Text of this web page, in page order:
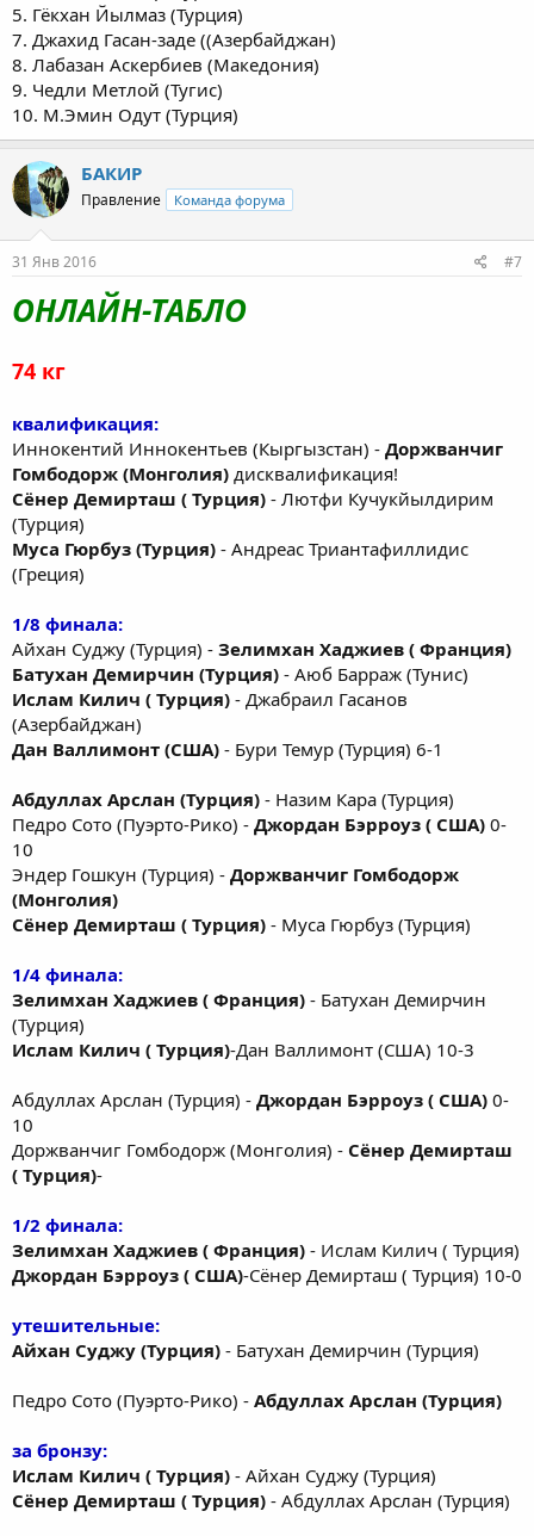
5. Гёкхан Йылмаз (Турция)
7. Джахид Гасан-заде ((Азербайджан)
8. Лабазан Аскербиев (Македония)
9. Чедли Метлой (Тугис)
10. М.Эмин Одут (Турция)
БАКИР
Правление Команда форума
31 Янв 2016 #7
ОНЛАЙН-ТАБЛО
74 кг
квалификация:
Иннокентий Иннокентьев (Кыргызстан) - Доржванчиг
Гомбодорж (Монголия) дисквалификация!
Сёнер Демирташ ( Турция) - Лютфи Кучукйылдирим
(Турция)
Муса Гюрбуз (Турция) - Андреас Триантафиллидис
(Греция)
1/8 финала:
Айхан Суджу (Турция) - Зелимхан Хаджиев ( Франция)
Батухан Демирчин (Турция) - Аюб Барраж (Тунис)
Ислам Килич ( Турция) - Джабраил Гасанов
(Азербайджан)
Дан Валлимонт (США) - Бури Темур (Турция) 6-1
Абдуллах Арслан (Турция) - Назим Кара (Турция)
Педро Сото (Пуэрто-Рико) - Джордан Бэрроуз ( США) 0-
10
Эндер Гошкун (Турция) - Доржванчиг Гомбодорж
(Монголия)
Сёнер Демирташ ( Турция) - Муса Гюрбуз (Турция)
1/4 финала:
Зелимхан Хаджиев ( Франция) - Батухан Демирчин
(Турция)
Ислам Килич ( Турция)-Дан Валлимонт (США) 10-3
Абдуллах Арслан (Турция) - Джордан Бэрроуз ( США) 0-
10
Доржванчиг Гомбодорж (Монголия) - Сёнер Демирташ
( Турция)-
1/2 финала:
Зелимхан Хаджиев ( Франция) - Ислам Килич ( Турция)
Джордан Бэрроуз ( США)-Сёнер Демирташ ( Турция) 10-0
утешительные:
Айхан Суджу (Турция) - Батухан Демирчин (Турция)
Педро Сото (Пуэрто-Рико) - Абдуллах Арслан (Турция)
за бронзу:
Ислам Килич ( Турция) - Айхан Суджу (Турция)
Сёнер Демирташ ( Турция) - Абдуллах Арслан (Турция)